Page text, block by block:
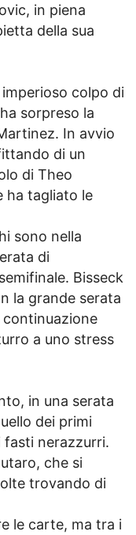
in piena
della sua
imperioso colpo di
sorpreso la
In avvio
di un
di Theo
ha tagliato le
sono nella
di
Bisseck
la grande serata
continuazione
a uno stress
in una serata
dei primi
fasti nerazzurri.
che si
trovando di
le carte, ma tra i